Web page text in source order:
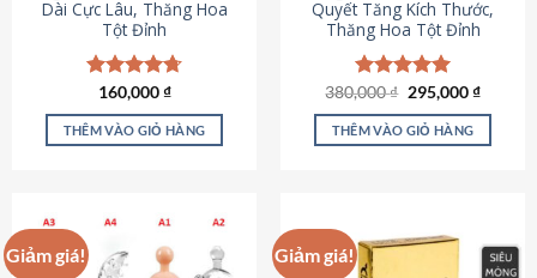
trên
trang
sản
phẩm
Dài Cực Lâu, Thăng Hoa
Tột Đỉnh
Được xếp
hạng4.73
5 sao
160,000₫
THÊM VÀO GIỎ HÀNG
Quyết Tăng Kích Thước,
Thăng Hoa Tột Đỉnh
Được xếp
hạng5.00
5 sao
380,000₫ Giá
là:
380,000 ₫.
295,000₫Giá
tại
THÊM VÀO GIỎ HÀNG
Giảm giá! Giảm giá!